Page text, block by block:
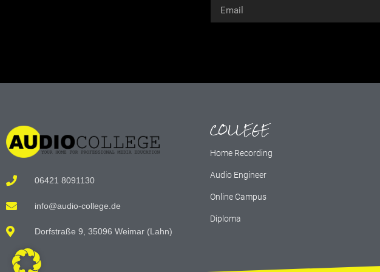
06421 8091130
info@audio-college.de
Dorfstraße 9, 35096 Weimar (Lahn)
COLLEGE
Home Recording
Audio Engineer
Online Campus
Diploma